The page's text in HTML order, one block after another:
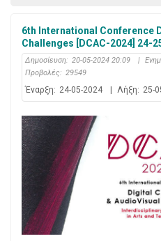
6th International Conference
Challenges [DCAC-2024] 24-
Δημοσίευση: 20-05-2024 20:09 |
Προβολές: 29549
Έναρξη: 24-05-2024 Λήξη: 25-